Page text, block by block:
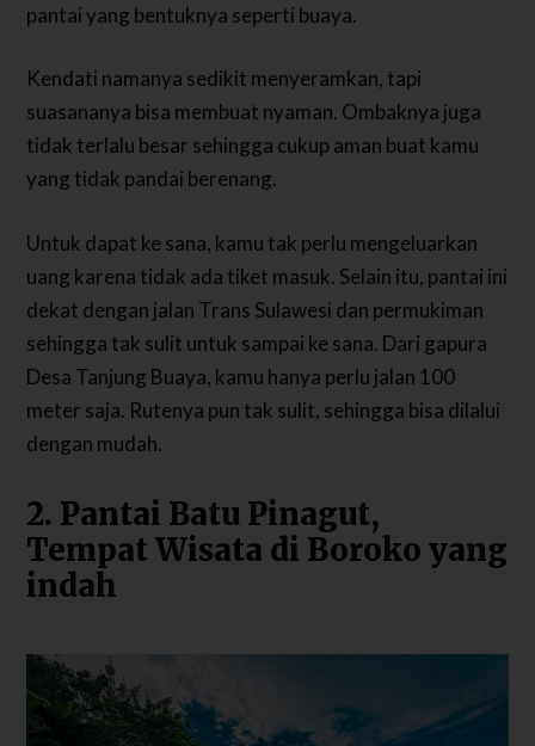
pantai yang bentuknya seperti buaya.
Kendati namanya sedikit menyeramkan, tapi
suasananya bisa membuat nyaman. Ombaknya juga
tidak terlalu besar sehingga cukup aman buat kamu
yang tidak pandai berenang.
Untuk dapat ke sana, kamu tak perlu mengeluarkan
uang karena tidak ada tiket masuk. Selain itu, pantai ini
dekat dengan jalan Trans Sulawesi dan permukiman
sehingga tak sulit untuk sampai ke sana. Dari gapura
Desa Tanjung Buaya, kamu hanya perlu jalan 100
meter saja. Rutenya pun tak sulit, sehingga bisa dilalui
dengan mudah.
2. Pantai Batu Pinagut,
Tempat Wisata di Boroko yang
indah